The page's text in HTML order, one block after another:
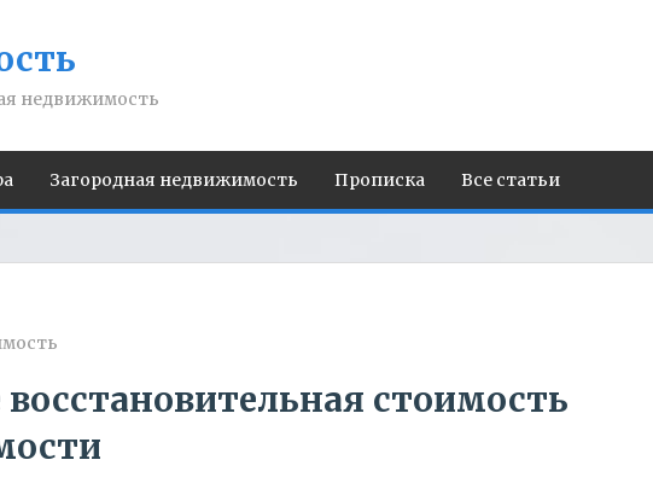
недвижимость
Загородная недвижимость Прописка Все статьи
восстановительная стоимость